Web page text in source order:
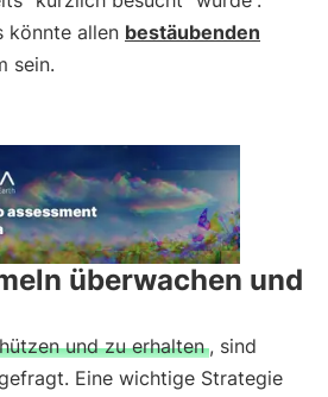
könnte allen bestäubenden
sein.
überwachen und
und zu erhalten , sind
Eine wichtige Strategie